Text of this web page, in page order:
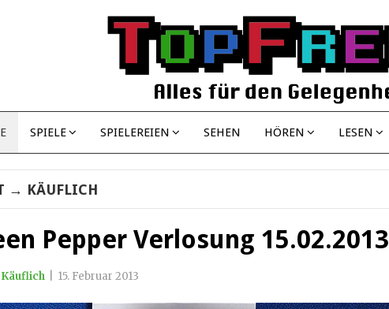
SPIELE SPIELEREIEN SEHEN HÖREN LESEN
→ KÄUFLICH
Pepper Verlosung 15.02.2013
Käuflich 15. Februar 2013